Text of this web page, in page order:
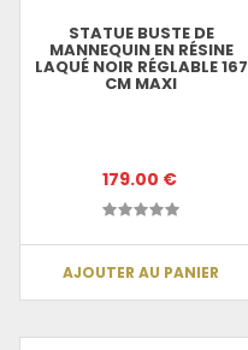
STATUE BUSTE DE
MANNEQUIN EN RÉSINE
LAQUÉ NOIR RÉGLABLE 167
CM MAXI
179.00 €
AJOUTER AU PANIER